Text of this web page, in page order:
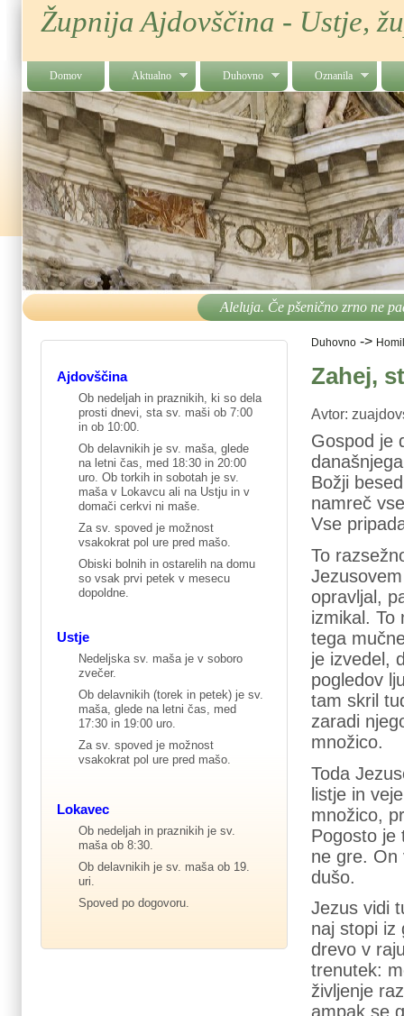
Župnija Ajdovščina - Ustje,
Domov Aktualno Duhovno Oznanila
Aleluja. Če pšenično zrno ne
Duhovno ->
Zahej,
Avtor:
Gospod je
Božji
namreč
Vse
To
opravljal,
izmikal. To
tega
je izvedel,
pogledov
tam skril
zaradi
množico.
Toda
listje in
množico,
Pogosto je
ne gre. On
dušo.
Jezus vidi
naj stopi iz
drevo v
trenutek:
življenje
ampak se
Ajdovščina
Ob nedeljah in praznikih, ki so dela
prosti dnevi, sta sv. maši ob 7:00
in ob 10:00.
Ob delavnikih je sv. maša, glede
na letni čas, med 18:30 in 20:00
uro. Ob torkih in sobotah je sv.
maša v Lokavcu ali na Ustju in v
domači cerkvi ni maše.
Za sv. spoved je možnost
vsakokrat pol ure pred mašo.
Obiski bolnih in ostarelih na domu
so vsak prvi petek v mesecu
dopoldne.
Ustje
Nedeljska sv. maša je v soboro
zvečer.
Ob delavnikih (torek in petek) je sv.
maša, glede na letni čas, med
17:30 in 19:00 uro.
Za sv. spoved je možnost
vsakokrat pol ure pred mašo.
Lokavec
Ob nedeljah in praznikih je sv.
maša ob 8:30.
Ob delavnikih je sv. maša ob 19.
uri.
Spoved po dogovoru.